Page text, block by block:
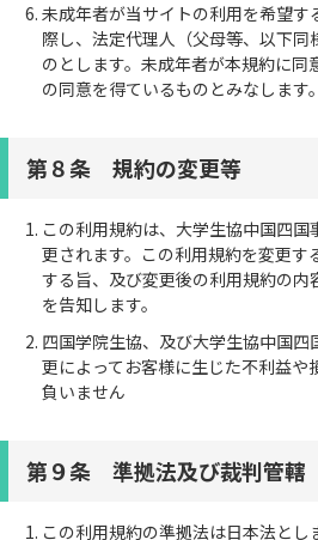
未成年者が当サイトの利用を希望す
際し、法定代理人（父母等、以下同
のとします。未成年者が本規約に同
の同意を得ているものとみなします。
第８条 規約の変更等
この利用規約は、大学生協中国四
更されます。この利用規約を変更す
する旨、及び変更後の利用規約の
を告知します。
四国学院生協、及び大学生協中国
更によってお客様に生じた不利益や
負いません
第９条 準拠法及び裁判管轄
この利用規約の準拠法は日本法とし